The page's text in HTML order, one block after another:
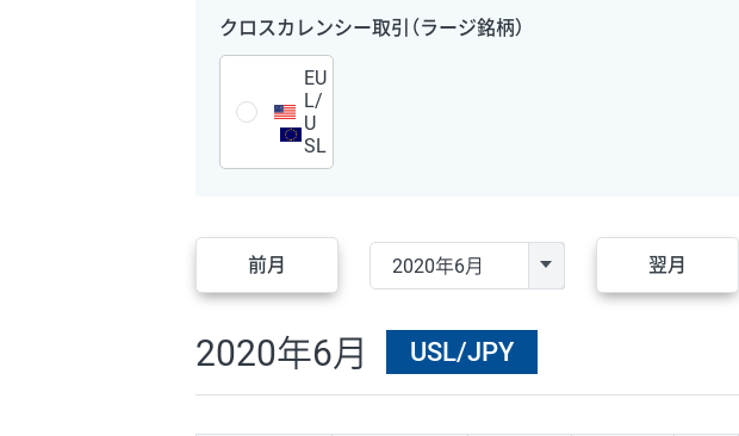
クロスカレンシー取引（ラージ銘柄）
EU
L/
U
SL
前月 翌月
2020年6月 USL/JPY